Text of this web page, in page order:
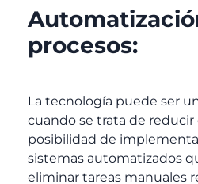
procesos:
La tecnología puede ser
cuando se trata de reducir
posibilidad de
sistemas automatizados
eliminar tareas manuales